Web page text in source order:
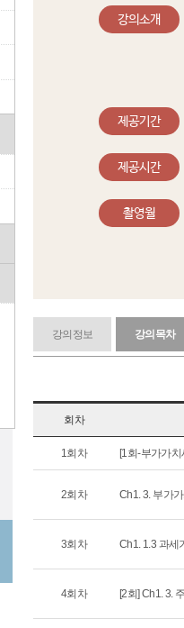
강의소개
제공기간
제공시간
촬영월
강의정보 강의목차
회차
1회차 [1회-부가가
2회차 Ch1. 3. 부가
3회차 Ch1. 1.3 과세
4회차 [2회] Ch1. 3.